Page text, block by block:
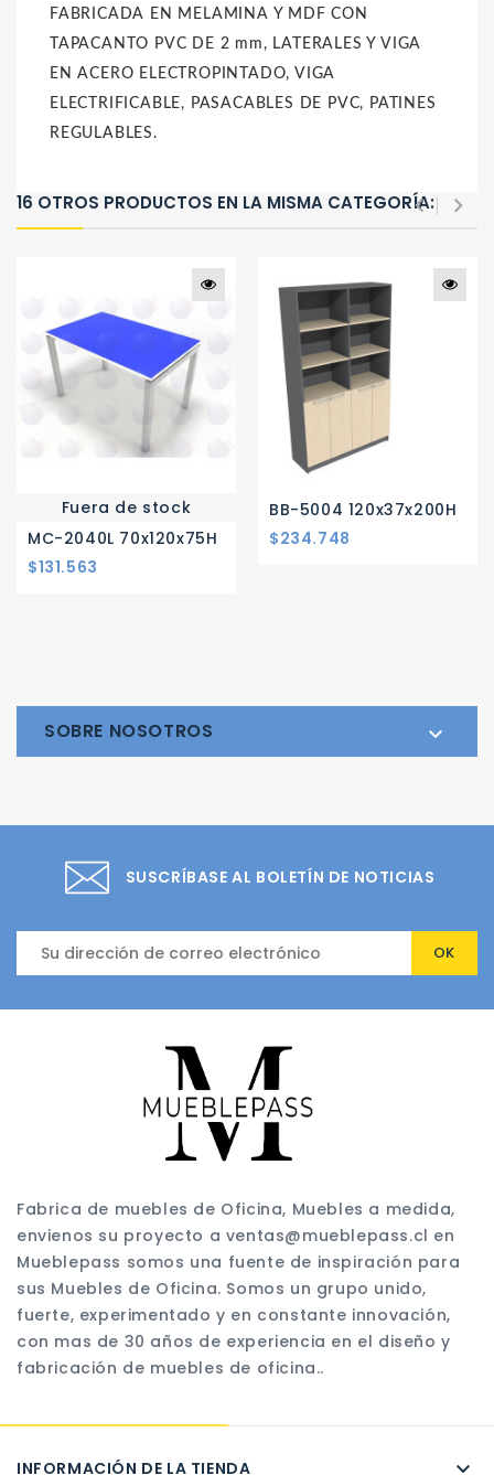
FABRICADA EN MELAMINA Y MDF CON
TAPACANTO PVC DE 2 mm, LATERALES Y VIGA
EN ACERO ELECTROPINTADO, VIGA
ELECTRIFICABLE, PASACABLES DE PVC, PATINES
REGULABLES.
16 OTROS PRODUCTOS EN LA MISMA CATEGORÍA:
Fuera de stock
MC-2040L 70x120x75H
Precio
$131.563
BB-5004 120x37x200H
Precio
$234.748
SOBRE NOSOTROS 
SUSCRÍBASE AL BOLETÍN DE NOTICIAS
Fabrica de muebles de Oficina, Muebles a medida,
envienos su proyecto a ventas@mueblepass.cl en
Mueblepass somos una fuente de inspiración para
sus Muebles de Oficina. Somos un grupo unido,
fuerte, experimentado y en constante innovación,
con mas de 30 años de experiencia en el diseño y
fabricación de muebles de oficina..
INFORMACIÓN DE LA TIENDA 